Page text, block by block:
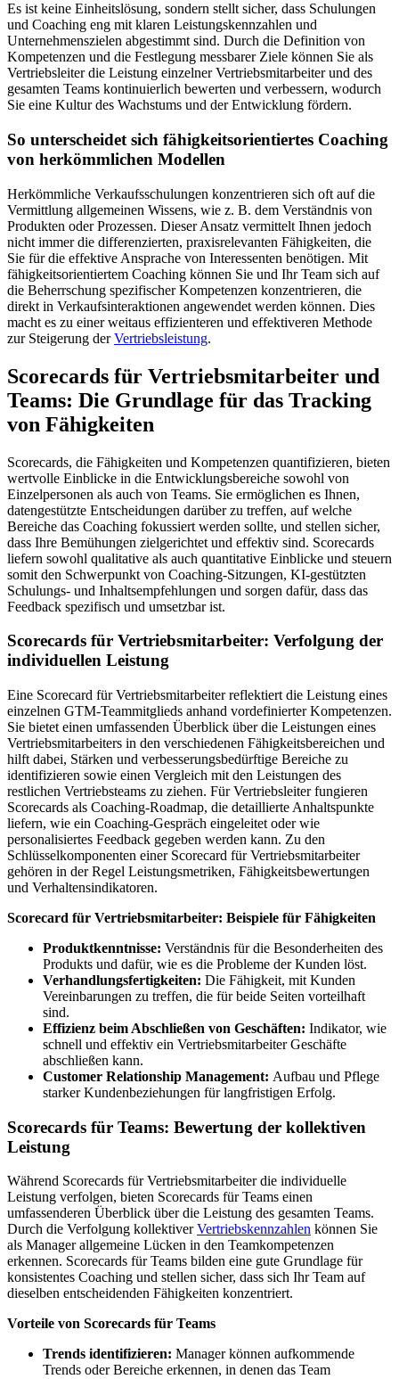
Es ist keine Einheitslösung, sondern stellt sicher, dass Schulungen
und Coaching eng mit klaren Leistungskennzahlen und
Unternehmenszielen abgestimmt sind. Durch die Definition von
Kompetenzen und die Festlegung messbarer Ziele können Sie als
Vertriebsleiter die Leistung einzelner Vertriebsmitarbeiter und des
gesamten Teams kontinuierlich bewerten und verbessern, wodurch
Sie eine Kultur des Wachstums und der Entwicklung fördern.
So unterscheidet sich fähigkeitsorientiertes Coaching
von herkömmlichen Modellen
Herkömmliche Verkaufsschulungen konzentrieren sich oft auf die
Vermittlung allgemeinen Wissens, wie z. B. dem Verständnis von
Produkten oder Prozessen. Dieser Ansatz vermittelt Ihnen jedoch
nicht immer die differenzierten, praxisrelevanten Fähigkeiten, die
Sie für die effektive Ansprache von Interessenten benötigen. Mit
fähigkeitsorientiertem Coaching können Sie und Ihr Team sich auf
die Beherrschung spezifischer Kompetenzen konzentrieren, die
direkt in Verkaufsinteraktionen angewendet werden können. Dies
macht es zu einer weitaus effizienteren und effektiveren Methode
zur Steigerung derVertriebsleistung.
Scorecards für Vertriebsmitarbeiter und
Teams: Die Grundlage für das Tracking
von Fähigkeiten
Scorecards, die Fähigkeiten und Kompetenzen quantifizieren, bieten
wertvolle Einblicke in die Entwicklungsbereiche sowohl von
Einzelpersonen als auch von Teams. Sie ermöglichen es Ihnen,
datengestützte Entscheidungen darüber zu treffen, auf welche
Bereiche das Coaching fokussiert werden sollte, und stellen sicher,
dass Ihre Bemühungen zielgerichtet und effektiv sind. Scorecards
liefern sowohl qualitative als auch quantitative Einblicke und steuern
somit den Schwerpunkt von Coaching-Sitzungen, KI-gestützten
Schulungs- und Inhaltsempfehlungen und sorgen dafür, dass das
Feedback spezifisch und umsetzbar ist.
Scorecards für Vertriebsmitarbeiter: Verfolgung der
individuellen Leistung
Eine Scorecard für Vertriebsmitarbeiter reflektiert die Leistung eines
einzelnen GTM-Teammitglieds anhand vordefinierter Kompetenzen.
Sie bietet einen umfassenden Überblick über die Leistungen eines
Vertriebsmitarbeiters in den verschiedenen Fähigkeitsbereichen und
hilft dabei, Stärken und verbesserungsbedürftige Bereiche zu
identifizieren sowie einen Vergleich mit den Leistungen des
restlichen Vertriebsteams zu ziehen. Für Vertriebsleiter fungieren
Scorecards als Coaching-Roadmap, die detaillierte Anhaltspunkte
liefern, wie ein Coaching-Gespräch eingeleitet oder wie
personalisiertes Feedback gegeben werden kann. Zu den
Schlüsselkomponenten einer Scorecard für Vertriebsmitarbeiter
gehören in der Regel Leistungsmetriken, Fähigkeitsbewertungen
und Verhaltensindikatoren.
Scorecard für Vertriebsmitarbeiter: Beispiele für Fähigkeiten
Produktkenntnisse: Verständnis für die Besonderheiten des
Produkts und dafür, wie es die Probleme der Kunden löst.
Verhandlungsfertigkeiten: Die Fähigkeit, mit Kunden
Vereinbarungen zu treffen, die für beide Seiten vorteilhaft
sind.
Effizienz beim Abschließen von Geschäften: Indikator, wie
schnell und effektiv ein Vertriebsmitarbeiter Geschäfte
abschließen kann.
Customer Relationship Management: Aufbau und Pflege
starker Kundenbeziehungen für langfristigen Erfolg.
Scorecards für Teams: Bewertung der kollektiven
Leistung
Während Scorecards für Vertriebsmitarbeiter die individuelle
Leistung verfolgen, bieten Scorecards für Teams einen
umfassenderen Überblick über die Leistung des gesamten Teams.
Durch die Verfolgung kollektiverVertriebskennzahlen können Sie
als Manager allgemeine Lücken in den Teamkompetenzen
erkennen. Scorecards für Teams bilden eine gute Grundlage für
konsistentes Coaching und stellen sicher, dass sich Ihr Team auf
dieselben entscheidenden Fähigkeiten konzentriert.
Vorteile von Scorecards für Teams
Trends identifizieren: Manager können aufkommende
Trends oder Bereiche erkennen, in denen das Team